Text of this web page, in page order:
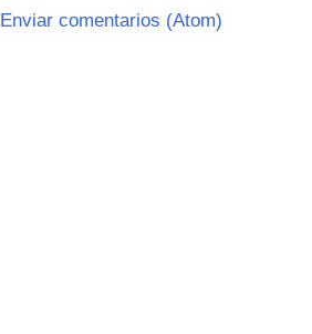
Enviar comentarios (Atom)